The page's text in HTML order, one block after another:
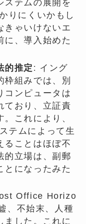
ステムの展開を
りにくいかもし
きゃいけないエ
に、導入始めた
的推定 : イング
枠組みでは、別
コンピュータは
ており、立証責
これにより、
テムによって生
ることはほぼ不
的立場は、副郵
とになったみた
Office Horizo​​
、不始末、人種
ました。これに